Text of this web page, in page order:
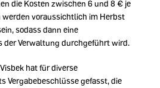
die Kosten zwischen 6 und 8 € je
werden voraussichtlich im Herbst
sodass dann eine
der Verwaltung durchgeführt wird.
hat für diverse
Vergabebeschlüsse gefasst, die